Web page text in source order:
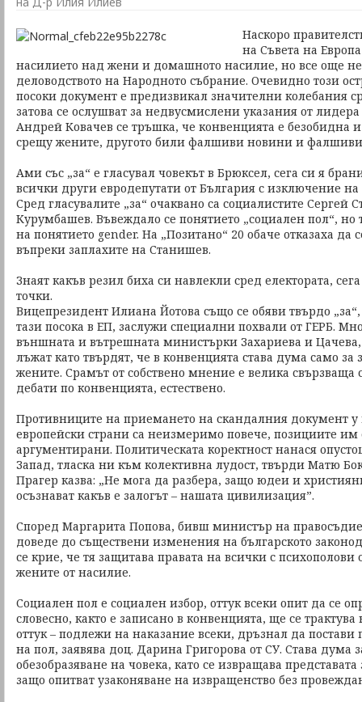
Наскоро
на Съвета на
насилието над жени и домашното насилие, но все още не
деловодството на Народното събрание. Очевидно този
посоки документ е предизвикал значителни колебания
затова се ослушват за недвусмислени указания от
Андрей Ковачев се тръшка, че конвенцията е безобидна
срещу жените, другото били фалшиви новини и фалшиви
Ами със „за“ е гласувал човекът в Брюксел, сега си я
всички други евродепутати от България с изключение
Сред гласувалите „за“ очаквано са социалистите Сергей
Курумбашев. Въвеждало се понятието „социален пол“, но
на понятието gender. На „Позитано“ 20 обаче отказаха да
въпреки заплахите на Станишев.
Знаят какъв резил биха си навлекли сред електората,
точки.
Вицепрезидент Илиана Йотова също се обяви твърдо
тази посока в ЕП, заслужи специални похвали от ГЕРБ.
външната и вътрешната министърки Захариева и
лъжат като твърдят, че в конвенцията става дума само за
жените. Срамът от собствено мнение е велика свързваща
дебати по конвенцията, естествено.
Противниците на приемането на скандалния документ у
европейски страни са неизмеримо повече, позициите им
аргументирани. Политическата коректност нанася
Запад, тласка ни към колективна лудост, твърди Матю
Прагер казва: „Не мога да разбера, защо юдеи и
осъзнават какъв е залогът – нашата цивилизация”.
Според Маргарита Попова, бивш министър на
доведе до съществени изменения на българското
се крие, че тя защитава правата на всички с психополови
жените от насилие.
Социален пол е социален избор, оттук всеки опит да се
словесно, както е записано в конвенцията, ще се
оттук – подлежи на наказание всеки, дръзнал да
на пол, заявява доц. Дарина Григорова от СУ. Става дума
обезобразяване на човека, като се извращава
защо опитват узаконяване на извращенство без